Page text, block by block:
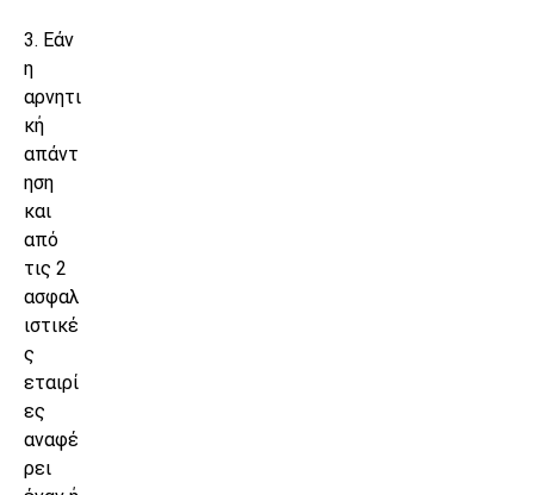
3. Εάν
η
αρνητι
κή
απάντ
ηση
και
από
τις 2
ασφαλ
ιστικέ
ς
εταιρί
ες
αναφέ
ρει